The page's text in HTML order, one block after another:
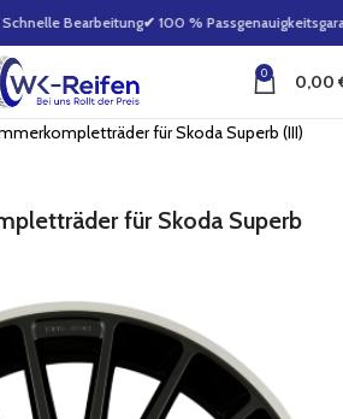
Bearbeitung✔ 100 %
0 0,00
für Skoda Superb (III)
für Skoda Superb